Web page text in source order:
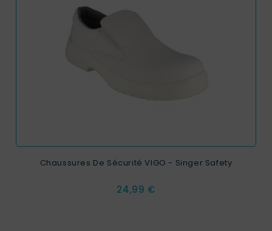
Chaussures De Sécurité VIGO - Singer Safety
Prix
24,99 €